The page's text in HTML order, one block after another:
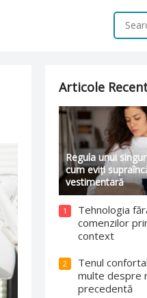
Articole
Regula unui
cum eviți
vestimentară
1
Tehnologia
comenzilor
context
2
Tenul
multe despre
precedentă